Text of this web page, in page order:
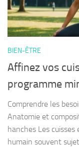
BIEN-ÊTRE
Affinez vos
programme
Comprendre les
Anatomie et
hanches Les
humain souvent